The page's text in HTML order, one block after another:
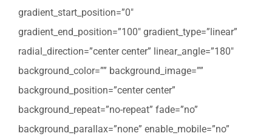
gradient_start_position=”0″
gradient_end_position=”100″ gradient_type=”linear”
radial_direction=”center center” linear_angle=”180″
background_color=”” background_image=””
background_position=”center center”
background_repeat=”no-repeat” fade=”no”
background_parallax=”none” enable_mobile=”no”